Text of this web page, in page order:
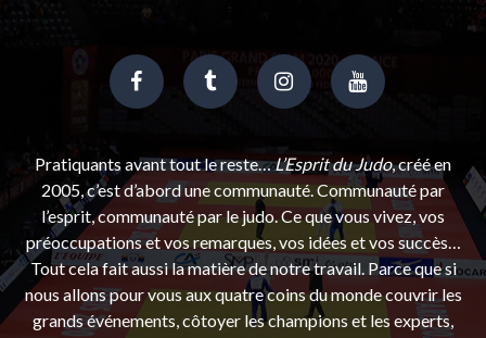
Pratiquants avant tout le reste…L’Esprit du Judo, créé en
2005, c’est d’abord une communauté. Communauté par
l’esprit, communauté par le judo. Ce que vous vivez, vos
préoccupations et vos remarques, vos idées et vos succès…
Tout cela fait aussi la matière de notre travail. Parce que si
nous allons pour vous aux quatre coins du monde couvrir les
grands événements, côtoyer les champions et les experts,